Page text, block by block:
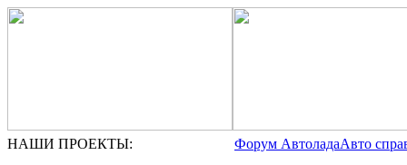
НАШИ ПРОЕКТЫ: Форум АвтоладаАвто